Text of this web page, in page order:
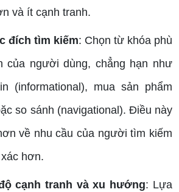
và ít cạnh tranh.
đích tìm kiếm: Chọn từ khóa phù
của người dùng, chẳng hạn như
(informational), mua sản phẩm
so sánh (navigational). Điều này
về nhu cầu của người tìm kiếm
hơn.
cạnh tranh và xu hướng: Lựa